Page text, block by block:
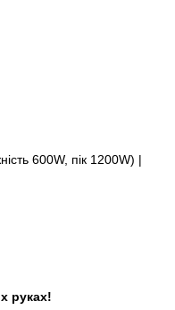
600W, пік 1200W) |
руках!